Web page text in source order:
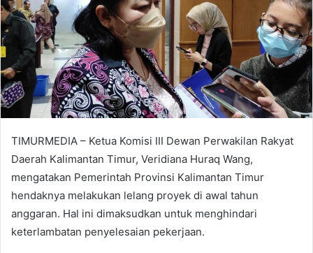
TIMURMEDIA – Ketua Komisi III Dewan Perwakilan Rakyat
Daerah Kalimantan Timur, Veridiana Huraq Wang,
mengatakan Pemerintah Provinsi Kalimantan Timur
hendaknya melakukan lelang proyek di awal tahun
anggaran. Hal ini dimaksudkan untuk menghindari
keterlambatan penyelesaian pekerjaan.